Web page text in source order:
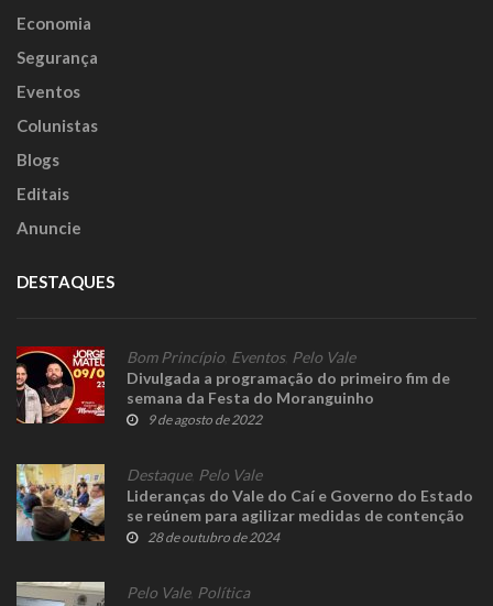
Economia
Segurança
Eventos
Colunistas
Blogs
Editais
Anuncie
DESTAQUES
Bom Princípio Eventos, Pelo Vale
Divulgada a programação do primeiro fim de
semana da Festa do Moranguinho
9 de agosto de 2022
Destaque, Pelo Vale
Lideranças do Vale do Caí e Governo do Estado
se reúnem para agilizar medidas de contenção
das enchentes
28 de outubro de 2024
Pelo Vale, Política